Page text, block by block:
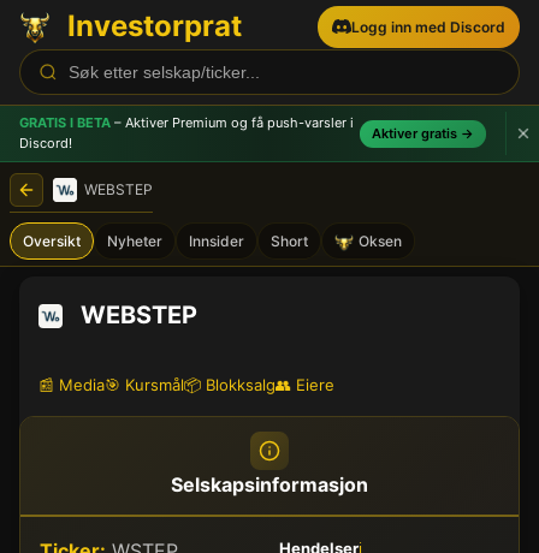
Investorprat Logg inn med Discord
GRATIS I BETA – Aktiver Premium og få push-varsler i
Discord!
Aktiver gratis →
WEBSTEP
Oversikt Nyheter Innsider Short Oksen
WEBSTEP
📰 Media🎯 Kursmål📦 Blokksalg👥 Eiere
Selskapsinformasjon
Hendelserℹ️